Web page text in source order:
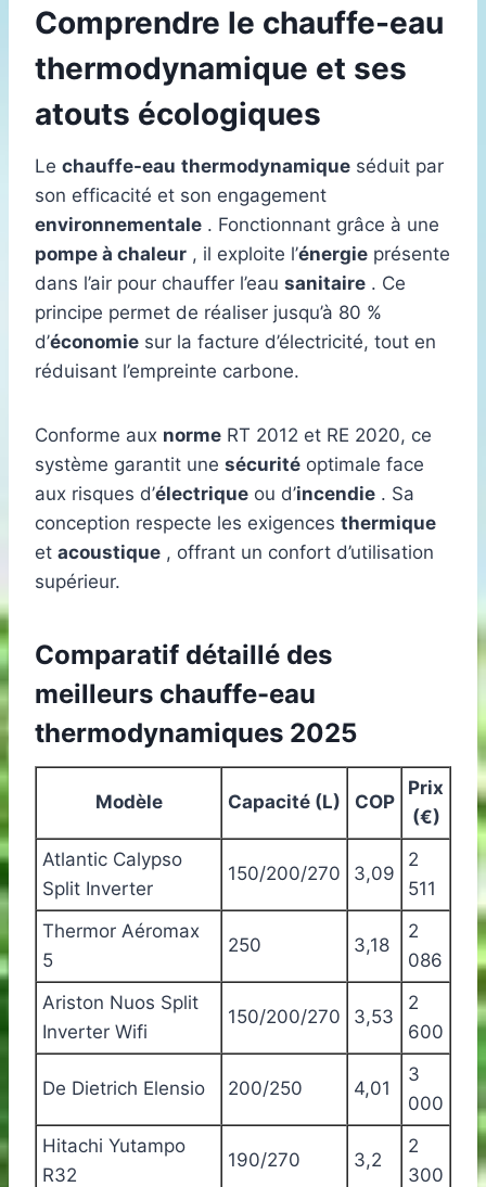
Comprendre le chauffe-eau
thermodynamique et ses
atouts écologiques
Le chauffe-eau thermodynamique séduit par
son efficacité et son engagement
environnementale . Fonctionnant grâce à une
pompe à chaleur , il exploite l’énergie présente
dans l’air pour chauffer l’eau sanitaire . Ce
principe permet de réaliser jusqu’à 80 %
d’économie sur la facture d’électricité, tout en
réduisant l’empreinte carbone.
Conforme aux norme RT 2012 et RE 2020, ce
système garantit une sécurité optimale face
aux risques d’électrique ou d’incendie . Sa
conception respecte les exigences thermique
et acoustique , offrant un confort d’utilisation
supérieur.
Comparatif détaillé des
meilleurs chauffe-eau
thermodynamiques 2025
Modèle Capacité (L) COP
Prix
(€)
Atlantic Calypso
Split Inverter
150/200/270 3,09
2
511
Thermor Aéromax
5
250 3,18
2
086
Ariston Nuos Split
Inverter Wifi
150/200/270 3,53
2
600
De Dietrich Elensio 200/250 4,01
3
000
Hitachi Yutampo
R32
190/270 3,2
2
300